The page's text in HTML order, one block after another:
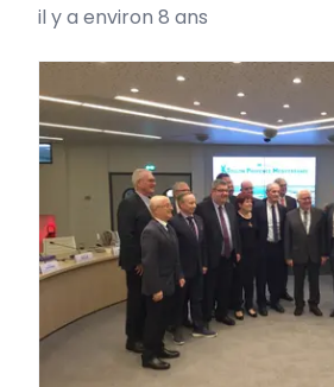
il y a environ 8 ans